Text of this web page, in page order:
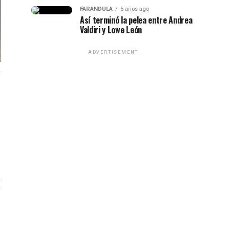
FARÁNDULA 5 años ago
Así terminó la pelea entre Andrea
Valdiri y Lowe León
ADVERTISEMENT